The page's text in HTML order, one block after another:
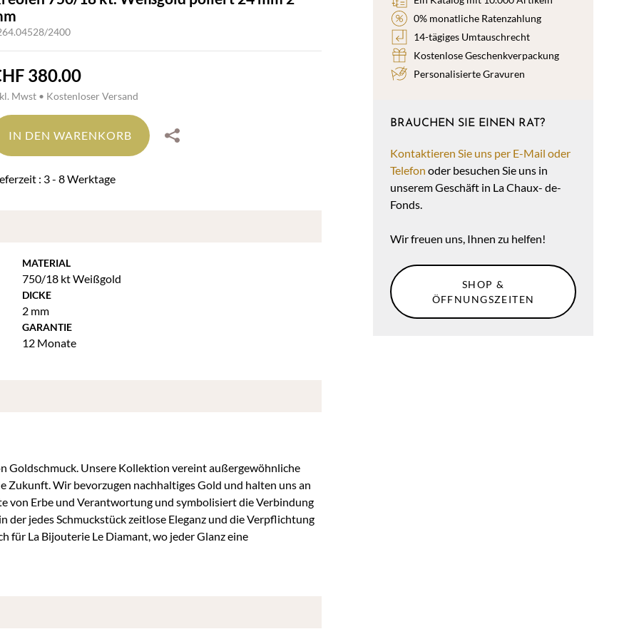
2400
380.00
Mwst • Kostenloser Versand
IN DEN WARENKORB
: 3 - 8 Werktage
MATERIAL
750/18 kt Weißgold
DICKE
2 mm
GARANTIE
12 Monate
Goldschmuck. Unsere Kollektion vereint außergewöhnliche
Wir bevorzugen nachhaltiges Gold und halten uns an
von Erbe und Verantwortung und symbolisiert die Verbindung
jedes Schmuckstück zeitlose Eleganz und die Verpflichtung
für La Bijouterie Le Diamant, wo jeder Glanz eine
0% monatliche Ratenzahlung
14-tägiges Umtauschrecht
Kostenlose Geschenkverpackung
Personalisierte Gravuren
BRAUCHEN SIE EINEN RAT?
Kontaktieren Sie uns per E-Mail oder
Telefon oder besuchen Sie uns in
unserem Geschäft in La Chaux- de-
Fonds.
Wir freuen uns, Ihnen zu helfen!
SHOP &
ÖFFNUNGSZEITEN